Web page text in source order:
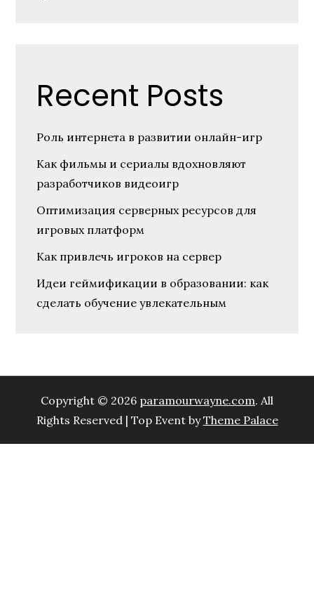
Recent Posts
Роль интернета в развитии онлайн-игр
Как фильмы и сериалы вдохновляют
разработчиков видеоигр
Оптимизация серверных ресурсов для
игровых платформ
Как привлечь игроков на сервер
Идеи геймификации в образовании: как
сделать обучение увлекательным
Copyright © 2026 paramourwayne.com. All
Rights Reserved | Top Event byTheme Palace